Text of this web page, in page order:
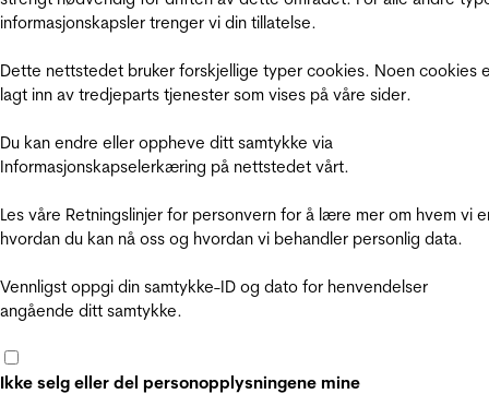
informasjonskapsler trenger vi din tillatelse.
Dette nettstedet bruker forskjellige typer cookies. Noen cookies
lagt inn av tredjeparts tjenester som vises på våre sider.
Du kan endre eller oppheve ditt samtykke via
Informasjonskapselerkæring på nettstedet vårt.
Les våre Retningslinjer for personvern for å lære mer om hvem vi
hvordan du kan nå oss og hvordan vi behandler personlig data.
Vennligst oppgi din samtykke-ID og dato for henvendelser
angående ditt samtykke.
Ikke selg eller del personopplysningene mine